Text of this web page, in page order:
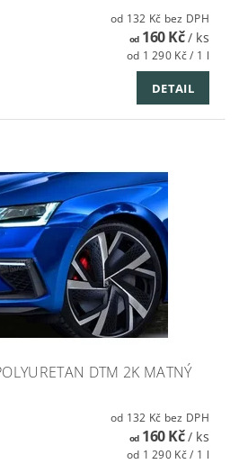
od 132 Kč bez DPH
od160 Kč/ ks
od 1 290 Kč / 1 l
DETAIL
DTM 2K MATNÝ
od 132 Kč bez DPH
od160 Kč/ ks
od 1 290 Kč / 1 l